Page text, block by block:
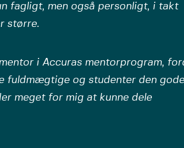
fagligt, men også personligt, i takt
større.
i Accuras mentorprogram,
fuldmægtige og studenter den gode
meget for mig at kunne dele